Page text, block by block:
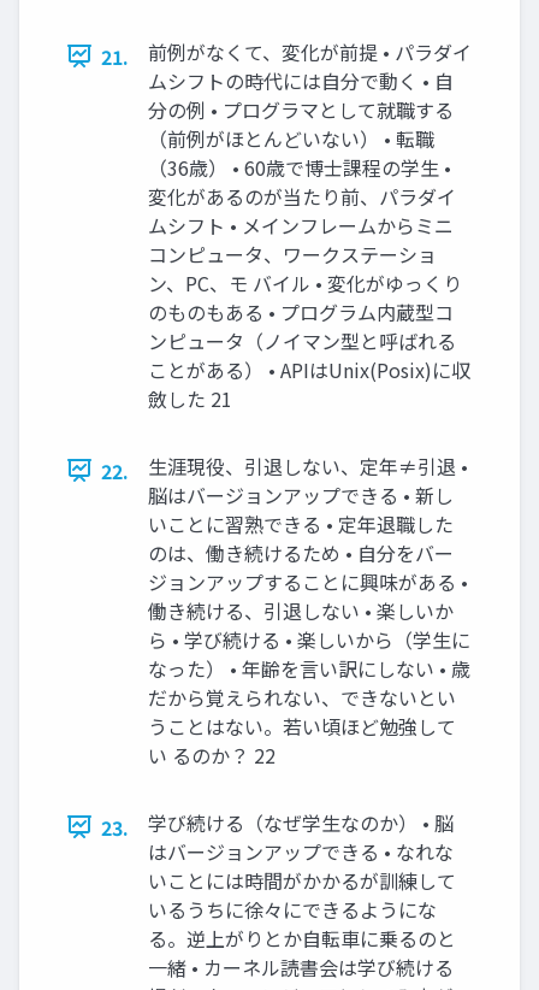
21.
前例がなくて、変化が前提 • パラダイ
ムシフトの時代には⾃分で動く • ⾃
分の例 • プログラマとして就職する
（前例がほとんどいない） • 転職
（36歳） • 60歳で博⼠課程の学⽣ •
変化があるのが当たり前、パラダイ
ムシフト • メインフレームからミニ
コンピュータ、ワークステーショ
ン、PC、モ バイル • 変化がゆっくり
のものもある • プログラム内蔵型コ
ンピュータ（ノイマン型と呼ばれる
ことがある） • APIはUnix(Posix)に収
斂した 21
22.
⽣涯現役、引退しない、定年≠引退 •
脳はバージョンアップできる • 新し
いことに習熟できる • 定年退職した
のは、働き続けるため • ⾃分をバー
ジョンアップすることに興味がある •
働き続ける、引退しない • 楽しいか
ら • 学び続ける • 楽しいから（学⽣に
なった） • 年齢を⾔い訳にしない • 歳
だから覚えられない、できないとい
うことはない。若い頃ほど勉強して
い るのか？ 22
23.
学び続ける（なぜ学⽣なのか） • 脳
はバージョンアップできる • なれな
いことには時間がかかるが訓練して
いるうちに徐々にできるようにな
る。逆上がりとか⾃転⾞に乗るのと
⼀緒 • カーネル読書会は学び続ける